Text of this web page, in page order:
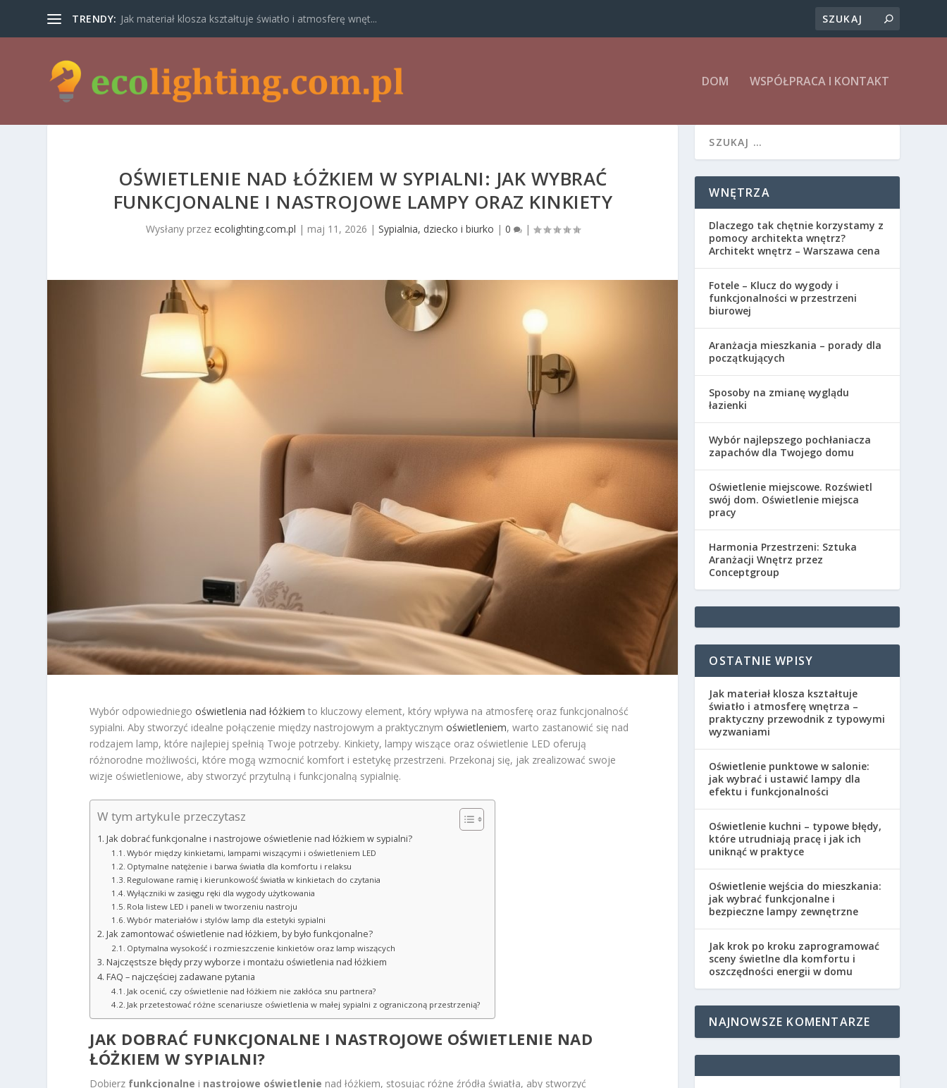
TRENDY: Jak materiał klosza kształtuje światło i atmosferę wnęt...
DOM WSPÓŁPRACA I KONTAKT
OŚWIETLENIE NAD ŁÓŻKIEM W SYPIALNI: JAK WYBRAĆ
FUNKCJONALNE I NASTROJOWE LAMPY ORAZ KINKIETY
Wysłany przez ecolighting.com.pl | maj 11, 2026 | Sypialnia, dziecko i biurko | 0 |
Wybór odpowiedniegooświetlenia nad łóżkiem to kluczowy element, który wpływa na atmosferę oraz funkcjonalność
sypialni. Aby stworzyć idealne połączenie między nastrojowym a praktycznymoświetleniem, warto zastanowić się nad
rodzajem lamp, które najlepiej spełnią Twoje potrzeby. Kinkiety, lampy wiszące oraz oświetlenie LED oferują
różnorodne możliwości, które mogą wzmocnić komfort i estetykę przestrzeni. Przekonaj się, jak zrealizować swoje
wizje oświetleniowe, aby stworzyć przytulną i funkcjonalną sypialnię.
W tym artykule przeczytasz
Jak dobrać funkcjonalne i nastrojowe oświetlenie nad łóżkiem w sypialni?
Wybór między kinkietami, lampami wiszącymi i oświetleniem LED
Optymalne natężenie i barwa światła dla komfortu i relaksu
Regulowane ramię i kierunkowość światła w kinkietach do czytania
Wyłączniki w zasięgu ręki dla wygody użytkowania
Rola listew LED i paneli w tworzeniu nastroju
Wybór materiałów i stylów lamp dla estetyki sypialni
Jak zamontować oświetlenie nad łóżkiem, by było funkcjonalne?
Optymalna wysokość i rozmieszczenie kinkietów oraz lamp wiszących
Najczęstsze błędy przy wyborze i montażu oświetlenia nad łóżkiem
FAQ – najczęściej zadawane pytania
Jak ocenić, czy oświetlenie nad łóżkiem nie zakłóca snu partnera?
Jak przetestować różne scenariusze oświetlenia w małej sypialni z ograniczoną przestrzenią?
JAK DOBRAĆ FUNKCJONALNE I NASTROJOWE OŚWIETLENIE NAD
ŁÓŻKIEM W SYPIALNI?
Dobierz funkcjonalne i nastrojowe oświetlenie nad łóżkiem, stosując różne źródła światła, aby stworzyć
WNĘTRZA
Dlaczego tak chętnie korzystamy z
pomocy architekta wnętrz?
Architekt wnętrz – Warszawa cena
Fotele – Klucz do wygody i
funkcjonalności w przestrzeni
biurowej
Aranżacja mieszkania – porady dla
początkujących
Sposoby na zmianę wyglądu
łazienki
Wybór najlepszego pochłaniacza
zapachów dla Twojego domu
Oświetlenie miejscowe. Rozświetl
swój dom. Oświetlenie miejsca
pracy
Harmonia Przestrzeni: Sztuka
Aranżacji Wnętrz przez
Conceptgroup
OSTATNIE WPISY
Jak materiał klosza kształtuje
światło i atmosferę wnętrza –
praktyczny przewodnik z typowymi
wyzwaniami
Oświetlenie punktowe w salonie:
jak wybrać i ustawić lampy dla
efektu i funkcjonalności
Oświetlenie kuchni – typowe błędy,
które utrudniają pracę i jak ich
uniknąć w praktyce
Oświetlenie wejścia do mieszkania:
jak wybrać funkcjonalne i
bezpieczne lampy zewnętrzne
Jak krok po kroku zaprogramować
sceny świetlne dla komfortu i
oszczędności energii w domu
NAJNOWSZE KOMENTARZE